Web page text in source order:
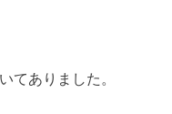
てありました。